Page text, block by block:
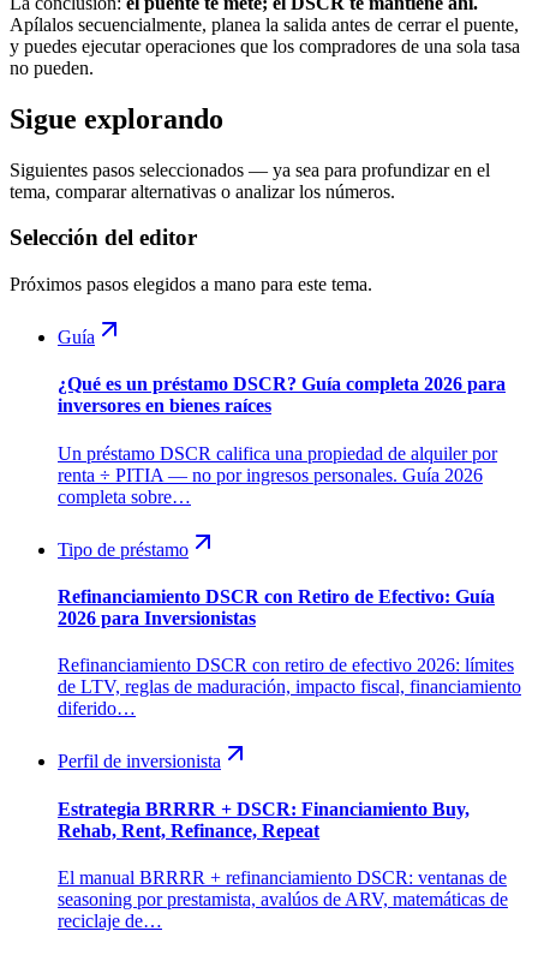
Apílalos secuencialmente, planea la salida antes de cerrar el puente,
y puedes ejecutar operaciones que los compradores de una sola tasa
no pueden.
Sigue explorando
Siguientes pasos seleccionados — ya sea para profundizar en el
tema, comparar alternativas o analizar los números.
Selección del editor
Próximos pasos elegidos a mano para este tema.
Guía
¿Qué es un préstamo DSCR? Guía completa 2026 para
inversores en bienes raíces
Un préstamo DSCR califica una propiedad de alquiler por
renta ÷ PITIA — no por ingresos personales. Guía 2026
completa sobre…
Tipo de préstamo
Refinanciamiento DSCR con Retiro de Efectivo: Guía
2026 para Inversionistas
Refinanciamiento DSCR con retiro de efectivo 2026: límites
de LTV, reglas de maduración, impacto fiscal, financiamiento
diferido…
Perfil de inversionista
Estrategia BRRRR + DSCR: Financiamiento Buy,
Rehab, Rent, Refinance, Repeat
El manual BRRRR + refinanciamiento DSCR: ventanas de
seasoning por prestamista, avalúos de ARV, matemáticas de
reciclaje de…